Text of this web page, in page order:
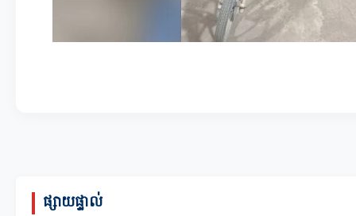
ផ្សាយផ្ទាល់